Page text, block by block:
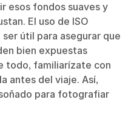
esos fondos suaves y
El uso de ISO
útil para asegurar que
bien expuestas
todo, familiarízate con
antes del viaje. Así,
para fotografiar